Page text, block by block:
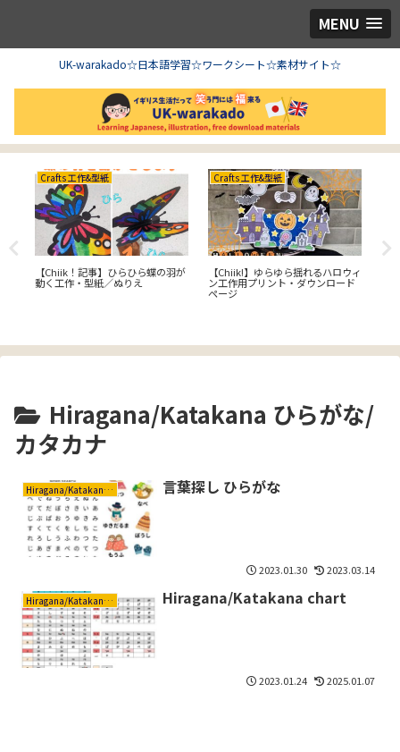
MENU
UK-warakado☆日本語学習☆ワークシート☆素材サイト☆
Crafts 工作&型紙
【Chiik！記事】ひらひら蝶の羽が
動く工作・型紙／ぬりえ
Crafts 工作&型紙
【Chiik!】ゆらゆら揺れるハロウィ
ン工作用プリント・ダウンロード
ページ
Hiragana/Katakana ひらがな/
カタカナ
Hiragana/Katakana ひらがな/カタカナ 言葉探し ひらがな
2023.01.30 2023.03.14
Hiragana/Katakana ひらがな/カタカナ Hiragana/Katakana chart
2023.01.24 2025.01.07